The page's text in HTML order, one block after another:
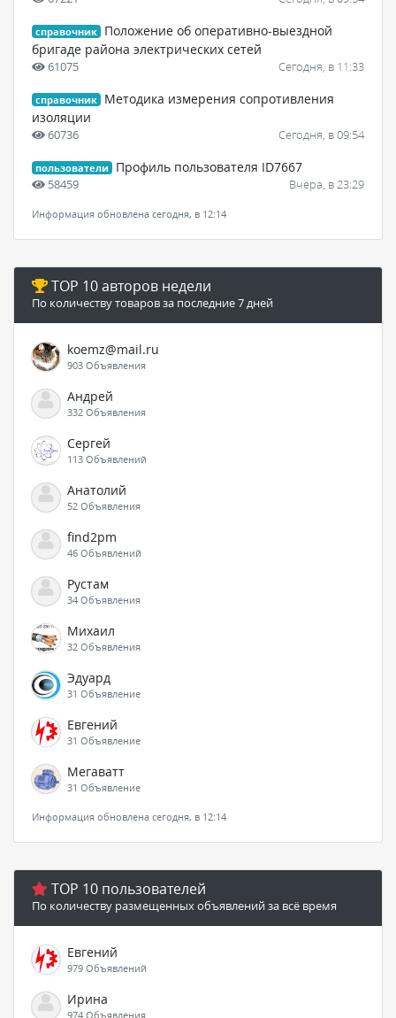
справочник
Положение об оперативно-выездной
бригаде района электрических сетей
61075 Сегодня, в 11:33
справочник
Методика измерения сопротивления
изоляции
60736 Сегодня, в 09:54
пользователи Профиль пользователя ID7667
58459 Вчера, в 23:29
Информация обновлена сегодня, в 12:14
TOP 10 авторов недели
По количеству товаров за последние 7 дней
koemz@mail.ru
903 Объявления
Андрей
332 Объявления
Сергей
113 Объявлений
Анатолий
52 Объявления
find2pm
46 Объявлений
Рустам
34 Объявления
Михаил
32 Объявления
Эдуард
31 Объявление
Евгений
31 Объявление
Мегаватт
31 Объявление
Информация обновлена сегодня, в 12:14
TOP 10 пользователей
По количеству размещенных объявлений за всё время
Евгений
979 Объявлений
Ирина
974 Объявления